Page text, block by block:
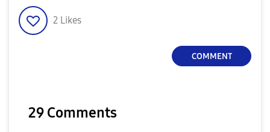
2 Likes
COMMENT
29 Comments